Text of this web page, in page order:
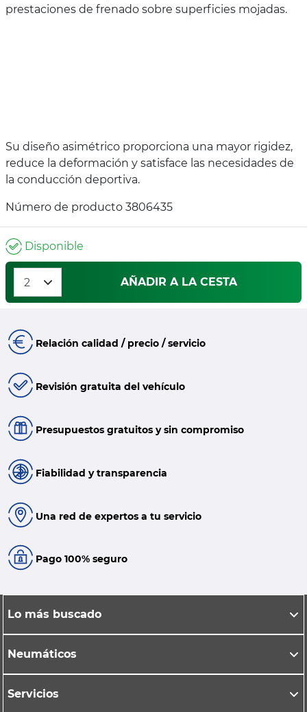
prestaciones de frenado sobre superficies mojadas.
Su diseño asimétrico proporciona una mayor rigidez,
reduce la deformación y satisface las necesidades de
la conducción deportiva.
Número de producto 3806435
Disponible
AÑADIR A LA CESTA
Relación calidad / precio / servicio
Revisión gratuita del vehículo
Presupuestos gratuitos y sin compromiso
Fiabilidad y transparencia
Una red de expertos a tu servicio
Pago 100% seguro
Lo más buscado
Neumáticos
Servicios